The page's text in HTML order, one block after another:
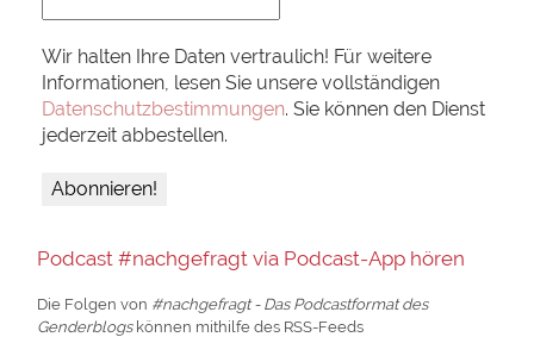
Wir halten Ihre Daten vertraulich! Für weitere
Informationen, lesen Sie unsere vollständigen
Datenschutzbestimmungen. Sie können den Dienst
jederzeit abbestellen.
Podcast #nachgefragt via Podcast-App hören
Die Folgen von #nachgefragt - Das Podcastformat des
Genderblogskönnen mithilfe des RSS-Feeds